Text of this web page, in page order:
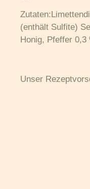
(enthält Sulfite)
Honig, Pfeffer 0,3
Unser